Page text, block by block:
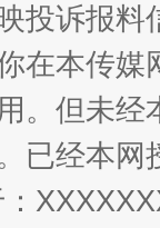
投诉报
在本传
。但未
已经本